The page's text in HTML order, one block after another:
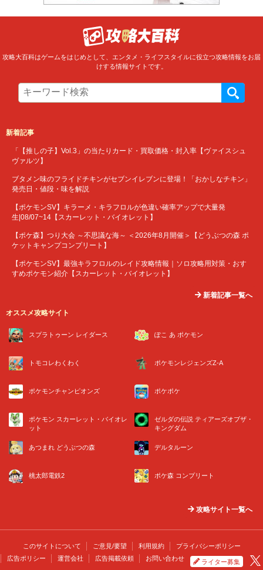
攻略大百科はゲームをはじめとして、エンタメ・ライフスタイルに役立つ攻略情報をお届
けする情報サイトです。
新着記事
「【推しの子】Vol.3」の当たりカード・買取価格・封入率【ヴァイスシュ
ヴァルツ】
ブタメン味のフライドチキンがセブンイレブンに登場！「おかしなチキン」
発売日・値段・味を解説
【ポケモンSV】キラーメ・キラフロルが色違い確率アップで大量発
生|08/07~14【スカーレット・バイオレット】
【ポケ森】つり大会 ～不思議な海～ ＜2026年8月開催＞【どうぶつの森 ポ
ケットキャンプコンプリート】
【ポケモンSV】最強キラフロルのレイド攻略情報｜ソロ攻略用対策・おす
すめポケモン紹介【スカーレット・バイオレット】
新着記事一覧へ
オススメ攻略サイト
スプラトゥーン レイダース ぽこ あ ポケモン
トモコレわくわく ポケモンレジェンズZ-A
ポケモンチャンピオンズ ポケポケ
ポケモン スカーレット・バイオレ
ット
ゼルダの伝説 ティアーズオブザ・
キングダム
あつまれ どうぶつの森 デルタルーン
桃太郎電鉄2 ポケ森 コンプリート
攻略サイト一覧へ
このサイトについて ご意見/要望 利用規約
プライバシーポリシー
広告ポリシー
運営会社 広告掲載依頼 お問い合わせ ライター募集